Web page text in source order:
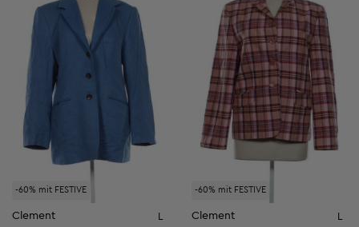
-60% mit FESTIVE
Clement
-60% mit FESTIVE
Clement